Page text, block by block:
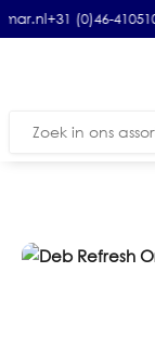
+31 (0)46-4105100
Zoeken